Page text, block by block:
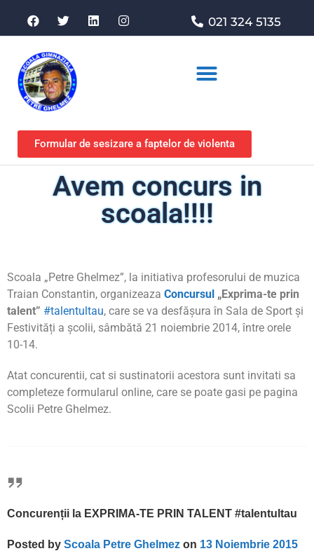
021 324 5135
Formular de sesizare a faptelor de violenta
Avem concurs in
scoala!!!!
Scoala „Petre Ghelmez”, la initiativa profesorului de muzica
Traian Constantin, organizeaza Concursul „Exprima-te prin
talent” #talentultau, care se va desfășura în Sala de Sport și
Festivități a școlii, sâmbătă 21 noiembrie 2014, între orele
10-14.
Atat concurentii, cat si sustinatorii acestora sunt invitati sa
completeze formularul online, care se poate gasi pe pagina
Scolii Petre Ghelmez.
Concurenții la EXPRIMA-TE PRIN TALENT #talentultau
Posted by Scoala Petre Ghelmez on 13 Noiembrie 2015